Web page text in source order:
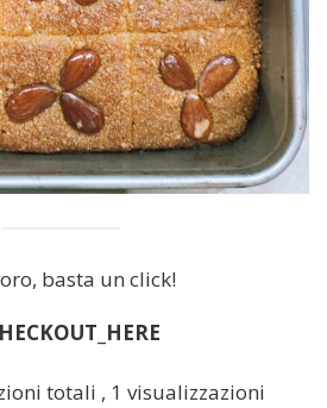
basta un click!
totali , 1 visualizzazioni